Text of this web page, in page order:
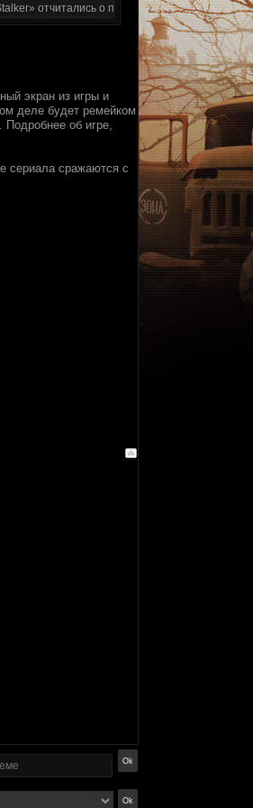
отчитались о проделанной работе
экран из игры и
деле будет ремейком
Подробнее об игре,
сериала сражаются с